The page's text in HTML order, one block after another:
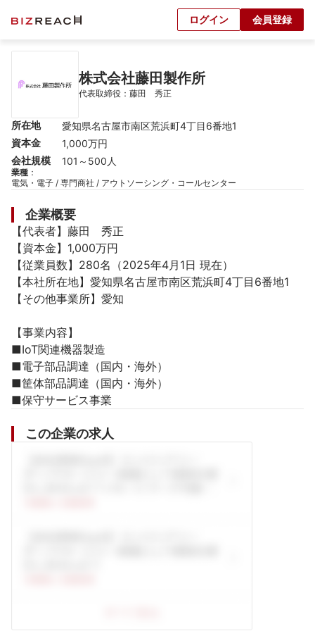
ログイン 会員登録
株式会社藤田製作所
代表取締役：藤田　秀正
所在地
愛知県名古屋市南区荒浜町4丁目6番地1
資本金
1,000万円
会社規模
101～500人
業種 ：
電気・電子 / 専門商社 / アウトソーシング・コールセンター
企業概要
【代表者】藤田　秀正
【資本金】1,000万円
【従業員数】280名（2025年4月1日 現在）
【本社所在地】愛知県名古屋市南区荒浜町4丁目6番地1
【その他事業所】愛知
【事業内容】
■IoT関連機器製造
■電子部品調達（国内・海外）
■筐体部品調達（国内・海外）
■保守サービス事業
この企業の求人